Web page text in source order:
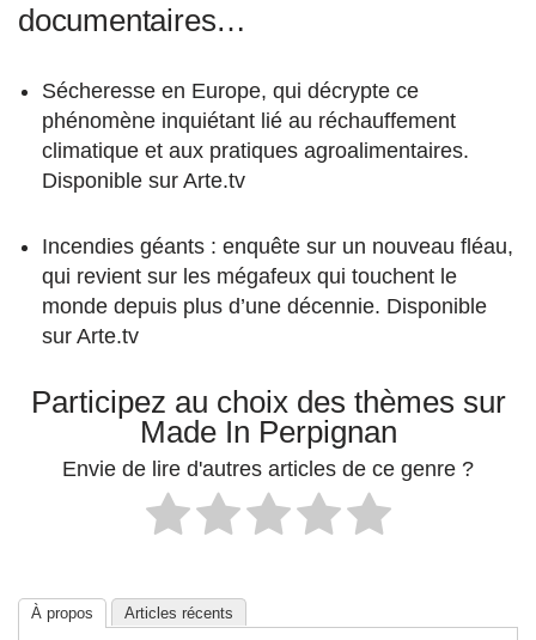
documentaires…
Sécheresse en Europe, qui décrypte ce
phénomène inquiétant lié au réchauffement
climatique et aux pratiques agroalimentaires.
Disponible sur Arte.tv
Incendies géants : enquête sur un nouveau fléau,
qui revient sur les mégafeux qui touchent le
monde depuis plus d’une décennie. Disponible
sur Arte.tv
Participez au choix des thèmes sur
Made In Perpignan
Envie de lire d'autres articles de ce genre ?
À propos Articles récents